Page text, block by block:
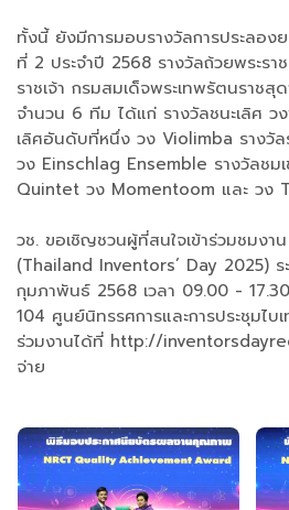
ทั้งนี้ ยังมีการมอบรางวัลการประลอ
ที่ 2 ประจำปี 2568 รางวัลถ้วยพระรา
ราชเจ้า กรมสมเด็จพระเทพรัตนราชสุ
จำนวน 6 ทีม ได้แก่ รางวัลชนะเลิศ ว
เลิศอันดับที่หนึ่ง วง Violimba รางวั
วง Einschlag Ensemble รางวัลชม
Quintet วง Momentoom และ วง
วช. ขอเชิญชวนผู้ที่สนใจเข้าร่วมชมงา
(Thailand Inventors’ Day 2025)
กุมภาพันธ์ 2568 เวลา 09.00 -
104 ศูนย์นิทรรศการและการประชุมไบ
ร่วมงานได้ที่ http://
จ่าย